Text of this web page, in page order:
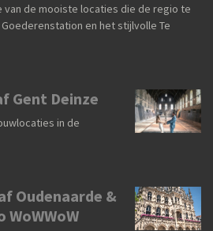
de mooiste locaties die de regio te
en het stijlvolle Te
Gent Deinze
in de
Oudenaarde &